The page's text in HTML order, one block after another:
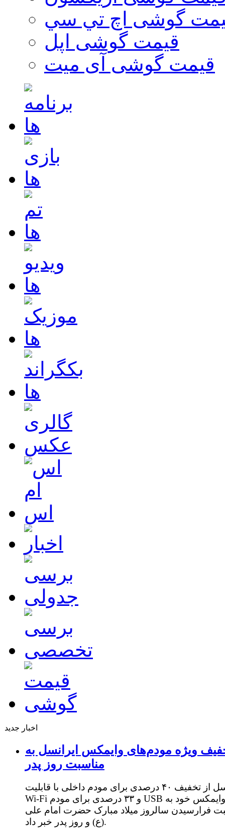
گوشی اچ تي سي
قیمت گوشی اپل
قیمت گوشی آی میت
اخبار جدید
ویژه مودم‌های وایمکس ایرانسل به
مناسبت روز پدر
ایرانسل از تخفیف ۴۰ درصدی برای مودم داخلی با قابلیت
Wi-Fi و ۳۳ درصدی برای مودم USB وایمکس خود به
فرارسیدن سالروز میلاد مبارک حضرت امام علی
(ع) و روز پدر خبر داد.